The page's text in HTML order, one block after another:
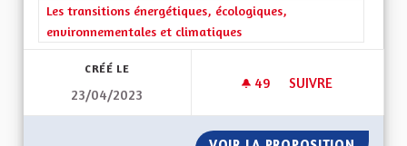
Filtrer les résultats de la catégorie : Les transitions
Les transitions énergétiques, écologiques,
environnementales et climatiques
CRÉÉ LE
23/04/2023
49 49 ABONNÉS
SUIVRE